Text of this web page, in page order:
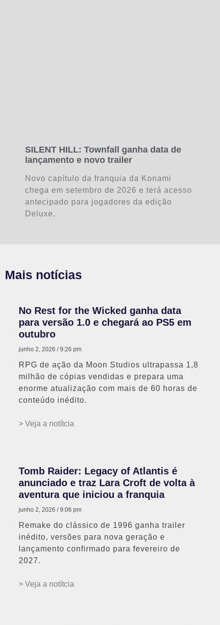
SILENT HILL: Townfall ganha data de
lançamento e novo trailer
Novo capítulo da franquia da Konami
chega em setembro de 2026 e terá acesso
antecipado para jogadores da edição
Deluxe.
Mais notícias
No Rest for the Wicked ganha data
para versão 1.0 e chegará ao PS5 em
outubro
junho 2, 2026 9:26 pm
RPG de ação da Moon Studios ultrapassa 1,8
milhão de cópias vendidas e prepara uma
enorme atualização com mais de 60 horas de
conteúdo inédito.
> Veja a notítcia
Tomb Raider: Legacy of Atlantis é
anunciado e traz Lara Croft de volta à
aventura que iniciou a franquia
junho 2, 2026 9:06 pm
Remake do clássico de 1996 ganha trailer
inédito, versões para nova geração e
lançamento confirmado para fevereiro de
2027.
> Veja a notítcia